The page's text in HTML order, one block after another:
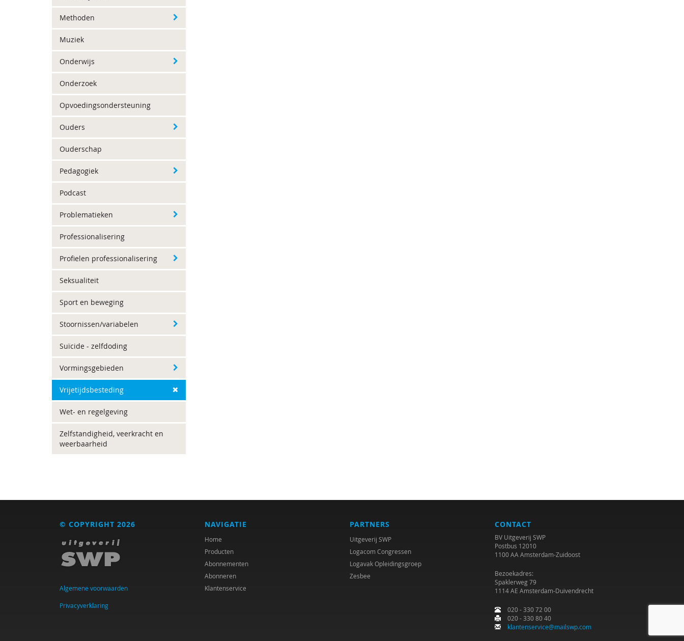
Methoden
Muziek
Onderwijs
Onderzoek
Opvoedingsondersteuning
Ouders
Ouderschap
Pedagogiek
Podcast
Problematieken
Professionalisering
Profielen professionalisering
Seksualiteit
Sport en beweging
Stoornissen/variabelen
Suïcide - zelfdoding
Vormingsgebieden
Vrijetijdsbesteding
Wet- en regelgeving
Zelfstandigheid, veerkracht en
weerbaarheid
© COPYRIGHT 2026
Algemene voorwaarden
Privacyverklaring
NAVIGATIE
Home
Producten
Abonnementen
Abonneren
Klantenservice
PARTNERS
Uitgeverij SWP
Logacom Congressen
Logavak Opleidingsgroep
Zesbee
CONTACT
BV Uitgeverij SWP
Postbus 12010
1100 AA Amsterdam-Zuidoost
Bezoekadres:
Spaklerweg 79
1114 AE Amsterdam-Duivendrecht
020 - 330 72 00
020 - 330 80 40
klantenservice@mailswp.com